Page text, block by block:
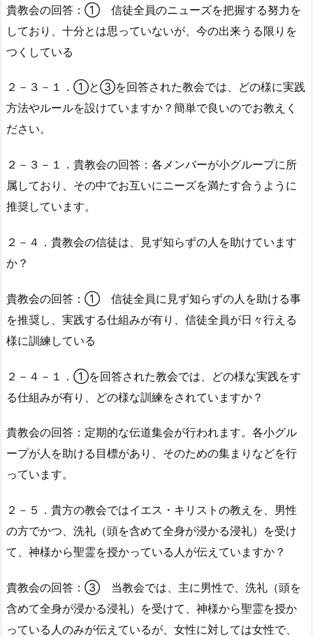
貴教会の回答：① 信徒全員のニューズを把握する努力を
しており、十分とは思っていないが、今の出来うる限りを
つくしている
２－３－１．①と③を回答された教会では、どの様に実践
方法やルールを設けていますか？簡単で良いのでお教えく
ださい。
２－３－１．貴教会の回答：各メンバーが小グループに所
属しており、その中でお互いにニーズを満たす合うように
推奨しています。
２－４．貴教会の信徒は、見ず知らずの人を助けています
か？
貴教会の回答：① 信徒全員に見ず知らずの人を助ける事
を推奨し、実践する仕組みが有り、信徒全員が日々行える
様に訓練している
２－４－１．①を回答された教会では、どの様な実践をす
る仕組みが有り、どの様な訓練をされていますか？
貴教会の回答：定期的な伝道集会が行われます。各小グル
ープが人を助ける目標があり、そのための集まりなどを行
っています。
２－５．貴方の教会ではイエス・キリストの教えを、男性
の方でかつ、洗礼（頭を含めて全身が浸かる浸礼）を受け
て、神様から聖霊を授かっている人が伝えていますか？
貴教会の回答：③ 当教会では、主に男性で、洗礼（頭を
含めて全身が浸かる浸礼）を受けて、神様から聖霊を授か
っている人のみが伝えているが、女性に対しては女性で、